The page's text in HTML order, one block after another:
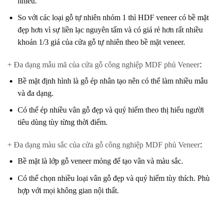
So với các loại gỗ tự nhiên nhóm 1 thì HDF veneer có bề mặt
đẹp hơn vì sự liền lạc nguyên tấm và có giá rẻ hơn rất nhiều
khoản 1/3 giá của cửa gỗ tự nhiên theo bề mặt veneer.
+ Đa dạng mẫu mã của cửa gỗ công nghiệp MDF phủ Veneer:
Bề mặt định hình là gỗ ép nhân tạo nên có thể làm nhiều mẫu
và đa dạng.
Có thể ép nhiều vân gỗ đẹp và quý hiếm theo thị hiếu người
tiêu dùng tùy từng thời điểm.
+ Đa dạng màu sắc của cửa gỗ công nghiệp MDF phủ Veneer:
Bề mặt là lớp gỗ veneer mỏng để tạo vân và màu sắc.
Có thể chọn nhiều loại vân gỗ đẹp và quý hiếm tùy thích. Phù
hợp với mọi không gian nội thất.